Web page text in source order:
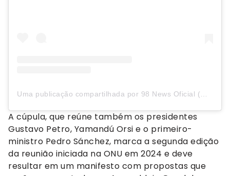
A cúpula, que reúne também os presidentes
Gustavo Petro, Yamandú Orsi e o primeiro-
ministro Pedro Sánchez, marca a segunda edição
da reunião iniciada na ONU em 2024 e deve
resultar em um manifesto com propostas que